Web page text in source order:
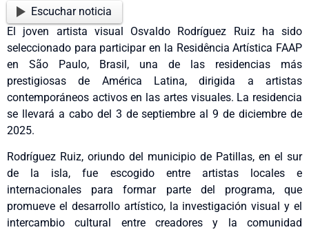
Escuchar noticia
El joven artista visual Osvaldo Rodríguez Ruiz ha sido
seleccionado para participar en la Residência Artística FAAP
en São Paulo, Brasil, una de las residencias más
prestigiosas de América Latina, dirigida a artistas
contemporáneos activos en las artes visuales. La residencia
se llevará a cabo del 3 de septiembre al 9 de diciembre de
2025.
Rodríguez Ruiz, oriundo del municipio de Patillas, en el sur
de la isla, fue escogido entre artistas locales e
internacionales para formar parte del programa, que
promueve el desarrollo artístico, la investigación visual y el
intercambio cultural entre creadores y la comunidad